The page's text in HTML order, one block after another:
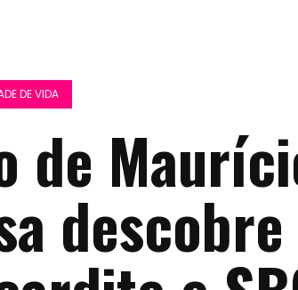
DE VIDA
de
descobre